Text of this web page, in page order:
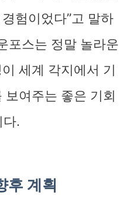
험이었다”고 말하
포스는 정말 놀라운
세계 각지에서 기
보여주는 좋은 기회
다.
후 계획